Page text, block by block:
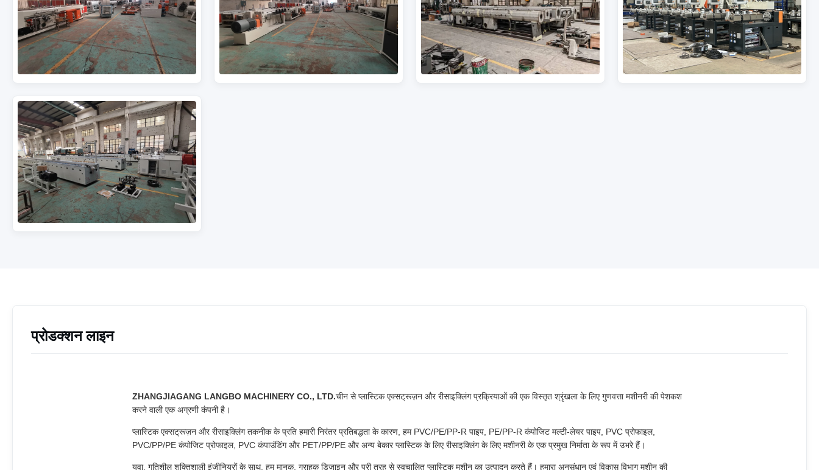
प्रोडक्शन लाइन
ZHANGJIAGANG LANGBO MACHINERY CO., LTD.चीन से प्लास्टिक एक्सट्रूज़न और रीसाइक्लिंग प्रक्रियाओं की एक विस्तृत श्रृंखला के लिए गुणवत्ता मशीनरी की पेशकश
करने वाली एक अग्रणी कंपनी है।
प्लास्टिक एक्सट्रूज़न और रीसाइक्लिंग तकनीक के प्रति हमारी निरंतर प्रतिबद्धता के कारण, हम PVC/PE/PP-R पाइप, PE/PP-R कंपोजिट मल्टी-लेयर पाइप, PVC प्रोफाइल,
PVC/PP/PE कंपोजिट प्रोफाइल, PVC कंपाउंडिंग और PET/PP/PE और अन्य बेकार प्लास्टिक के लिए रीसाइक्लिंग के लिए मशीनरी के एक प्रमुख निर्माता के रूप में उभरे हैं।
युवा, गतिशील शक्तिशाली इंजीनियरों के साथ, हम मानक, ग्राहक डिजाइन और पूरी तरह से स्वचालित प्लास्टिक मशीन का उत्पादन करते हैं। हमारा अनुसंधान एवं विकास विभाग मशीन की